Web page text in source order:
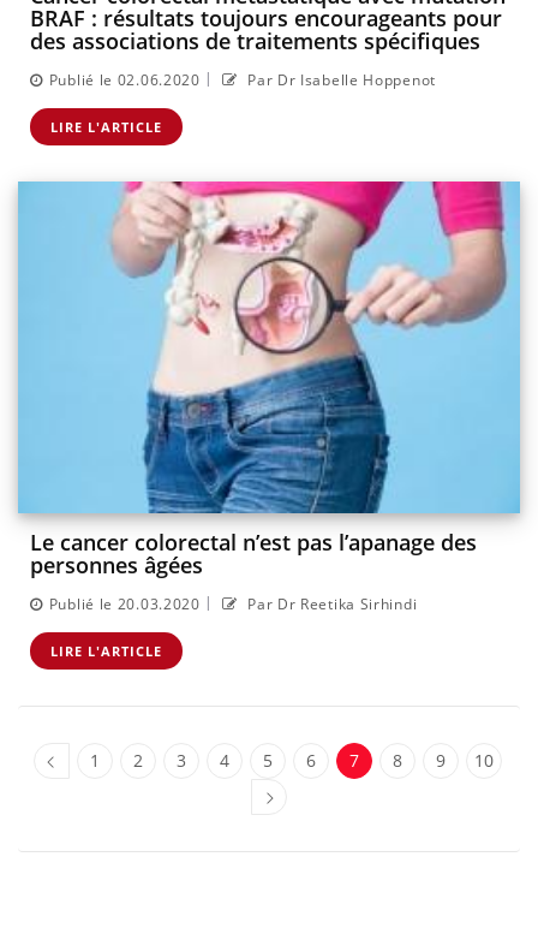
BRAF : résultats toujours encourageants pour
des associations de traitements spécifiques
Publié le 02.06.2020 | Par Dr Isabelle Hoppenot
LIRE L'ARTICLE
Le cancer colorectal n’est pas l’apanage des
personnes âgées
Publié le 20.03.2020 | Par Dr Reetika Sirhindi
LIRE L'ARTICLE
1 2 3 4 5 6 7 8 9 10